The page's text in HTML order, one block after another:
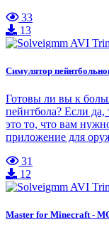
33
13
Симулятор
Готовы ли вы к
пейнтбола? Если
это то, что вам
приложение для
31
12
Master for Minecraft -